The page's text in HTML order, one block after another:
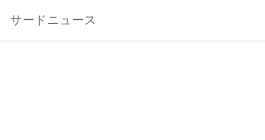
サードニュース